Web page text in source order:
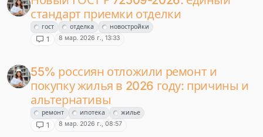
стандарт приемки отделки
гост отделка новостройки
1 8 мар. 2026 г., 13:33
55% россиян отложили ремонт и
покупку жилья в 2026 году: причины и
альтернативы
ремонт ипотека жилье
1 8 мар. 2026 г., 08:57